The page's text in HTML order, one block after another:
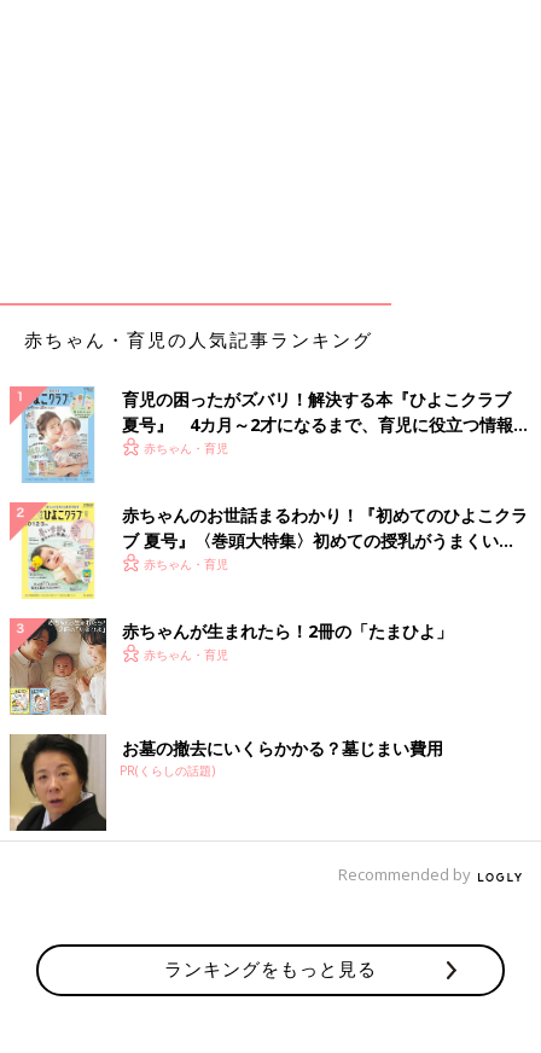
赤ちゃん・育児の人気記事ランキング
育児の困ったがズバリ！解決する本『ひよこクラブ
夏号』 4カ月～2才になるまで、育児に役立つ情報が
いっぱい！
赤ちゃん・育児
赤ちゃんのお世話まるわかり！『初めてのひよこクラ
ブ 夏号』〈巻頭大特集〉初めての授乳がうまくい
く！ おっぱい・ミルクの基本と夏のトラブル 解決テ
赤ちゃん・育児
赤ちゃんが生まれたら！2冊の「たまひよ」
赤ちゃん・育児
お墓の撤去にいくらかかる？墓じまい費用
PR(くらしの話題)
Recommended by
ランキングをもっと見る